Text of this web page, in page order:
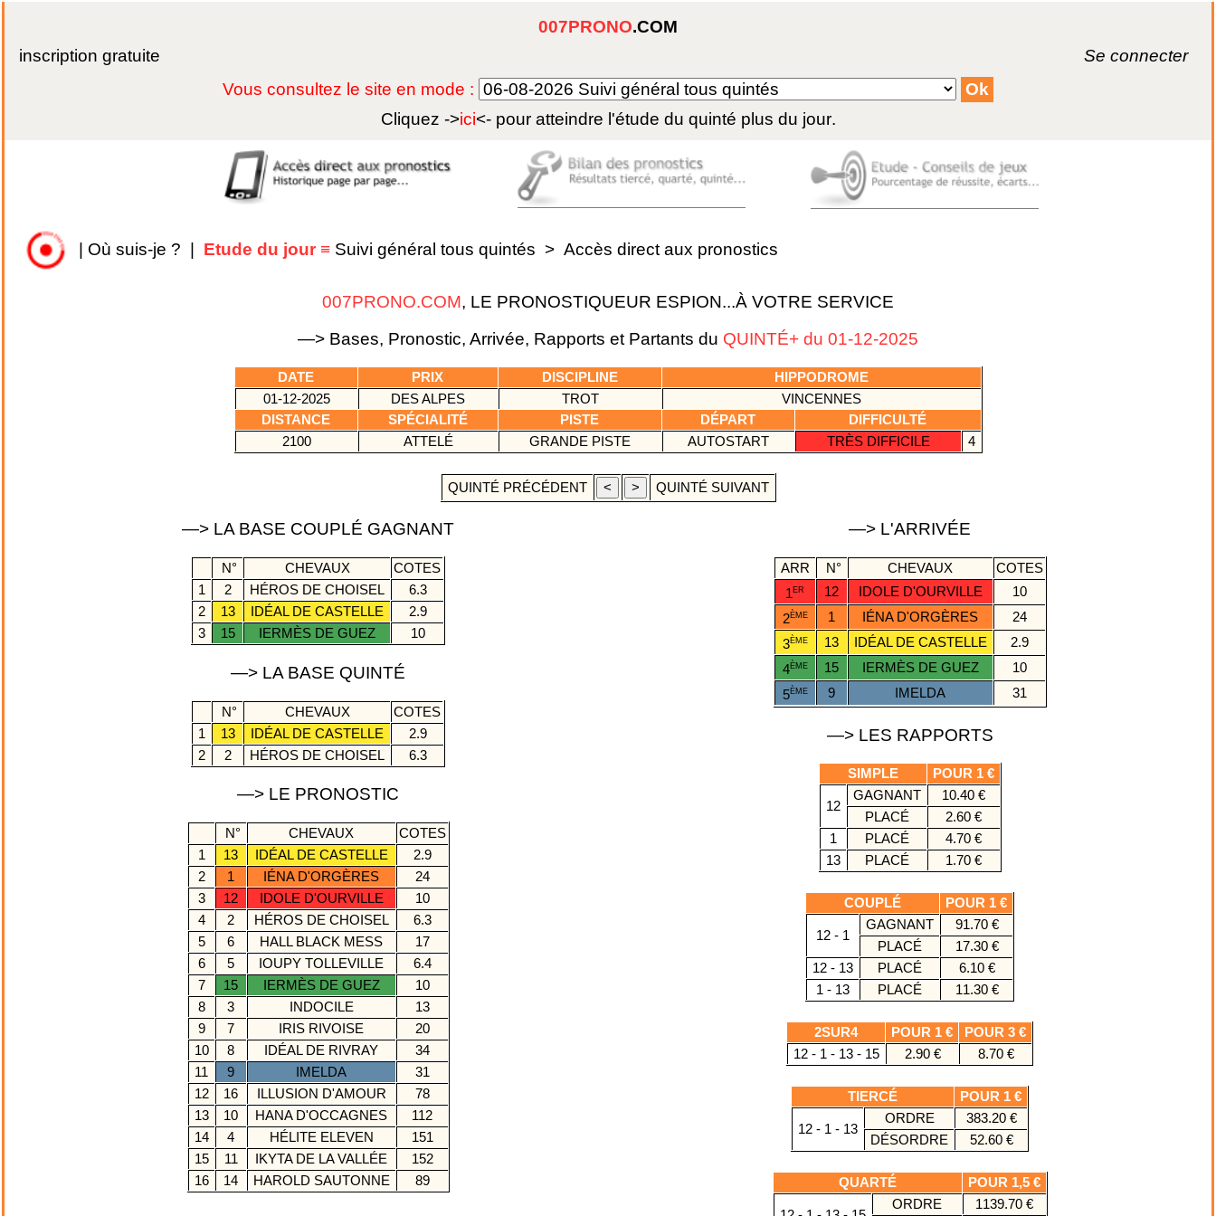
007PRONO.COM
inscription gratuite
Se connecter
Vous consultez le site en mode :
Cliquez ->ici<- pour atteindre l'étude du quinté plus du jour.
| Où suis-je ? | Etude du jour ≡ Suivi général tous quintés > Accès direct aux pronostics
007PRONO.COM, LE PRONOSTIQUEUR ESPION...À VOTRE SERVICE
—> Bases, Pronostic, Arrivée, Rapports et Partants du QUINTÉ+ du 01-12-2025
DATE PRIX DISCIPLINE
HIPPODROME
01-12-2025
DES ALPES TROT
VINCENNES
DISTANCE
SPÉCIALITÉ PISTE DÉPART
DIFFICULTÉ
2100
ATTELÉ GRANDE PISTE AUTOSTART TRÈS DIFFICILE 4
QUINTÉ PRÉCÉDENT QUINTÉ SUIVANT
—> LA BASE COUPLÉ GAGNANT
N° CHEVAUX
COTES
1
2 HÉROS DE CHOISEL
6.3
2
13 IDÉAL DE CASTELLE
2.9
3
15 IERMÈS DE GUEZ 10
—> LA BASE QUINTÉ
N° CHEVAUX
COTES
1
13 IDÉAL DE CASTELLE
2.9
2
2 HÉROS DE CHOISEL 6.3
—> LE PRONOSTIC
N° CHEVAUX
COTES
1
13 IDÉAL DE CASTELLE
2.9
2
1 IÉNA D'ORGÈRES
24
3
12 IDOLE D'OURVILLE
10
4
2 HÉROS DE CHOISEL
6.3
5
6 HALL BLACK MESS
17
6
5 IOUPY TOLLEVILLE
6.4
7
15 IERMÈS DE GUEZ
10
8
3 INDOCILE
13
9
7 IRIS RIVOISE
20
10
8 IDÉAL DE RIVRAY
34
11
9 IMELDA
31
12
16 ILLUSION D'AMOUR
78
13
10 HANA D'OCCAGNES
112
14
4 HÉLITE ELEVEN
151
15
11 IKYTA DE LA VALLÉE
152
16
14 HAROLD SAUTONNE 89
—> L'ARRIVÉE
ARR N° CHEVAUX
COTES
1ER 12 IDOLE D'OURVILLE
10
2ÈME 1 IÉNA D'ORGÈRES
24
3ÈME 13 IDÉAL DE CASTELLE
2.9
4ÈME 15 IERMÈS DE GUEZ
10
5ÈME 9 IMELDA 31
—> LES RAPPORTS
SIMPLE POUR 1 €
12
GAGNANT
10.40 €
PLACÉ
2.60 €
1
PLACÉ
4.70 €
13
PLACÉ 1.70 €
COUPLÉ POUR 1 €
12 - 1
GAGNANT
91.70 €
PLACÉ
17.30 €
12 - 13
PLACÉ
6.10 €
1 - 13
PLACÉ 11.30 €
2SUR4 POUR 1 €
POUR 3 €
12 - 1 - 13 - 15
2.90 € 8.70 €
TIERCÉ POUR 1 €
12 - 1 - 13
ORDRE
383.20 €
DÉSORDRE
52.60 €
QUARTÉ POUR 1,5 €
ORDRE 1139.70 €